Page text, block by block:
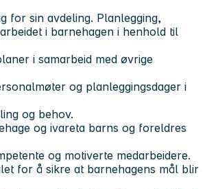
for sin avdeling. Planlegging,
i barnehagen i henhold til
i samarbeid med øvrige
og planleggingsdager i
og behov.
og ivareta barns og foreldres
og motiverte medarbeidere.
for å sikre at barnehagens mål blir